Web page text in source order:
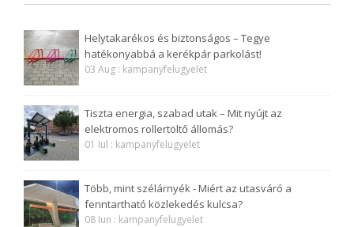
Helytakarékos és biztonságos – Tegye
hatékonyabbá a kerékpár parkolást!
03 Aug : kampanyfelugyelet
Tiszta energia, szabad utak – Mit nyújt az
elektromos rollertöltő állomás?
01 Iul : kampanyfelugyelet
Több, mint szélárnyék - Miért az utasváró a
fenntartható közlekedés kulcsa?
08 Iun : kampanyfelugyelet